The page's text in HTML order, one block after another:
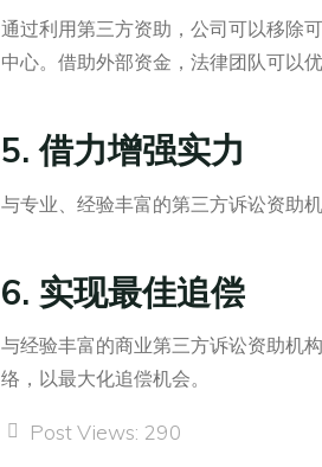
通过利用第三方资助，公司可以移除
中心。借助外部资金，法律团队可以
5.借力增强实力
与专业、经验丰富的第三方诉讼资助
6. 实现最佳追偿
与经验丰富的商业第三方诉讼资助机
络，以最大化追偿机会。
Post Views: 290